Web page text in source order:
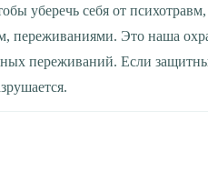
переживаниями. Это наша
переживаний. Если